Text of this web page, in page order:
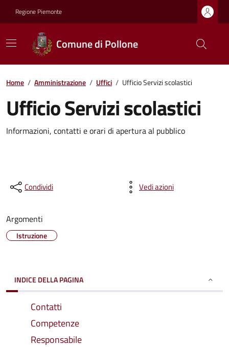
Regione Piemonte
Comune di Pollone
Home / Amministrazione / Uffici / Ufficio Servizi scolastici
Ufficio Servizi scolastici
Informazioni, contatti e orari di apertura al pubblico
Condividi Vedi azioni
Argomenti
Istruzione
INDICE DELLA PAGINA
Contatti
Competenze
Responsabile